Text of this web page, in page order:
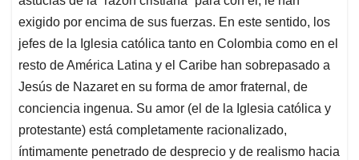
exigido por encima de sus fuerzas. En este sentido, los
jefes de la Iglesia católica tanto en Colombia como en el
resto de América Latina y el Caribe han sobrepasado a
Jesús de Nazaret en su forma de amor fraternal, de
conciencia ingenua. Su amor (el de la Iglesia católica y
protestante) está completamente racionalizado,
íntimamente penetrado de desprecio y de realismo hacia